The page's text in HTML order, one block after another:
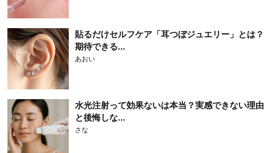
貼るだけセルフケア「耳つぼジュエリー」とは？
期待できる...
あおい
水光注射って効果ないは本当？実感できない理由
と後悔しな...
さな